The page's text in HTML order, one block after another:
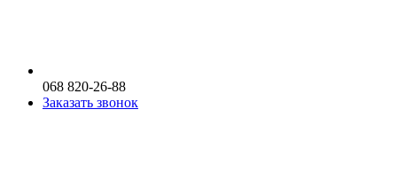
068 820-26-88
Заказать звонок